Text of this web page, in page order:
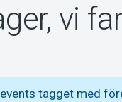
vi
tagget med